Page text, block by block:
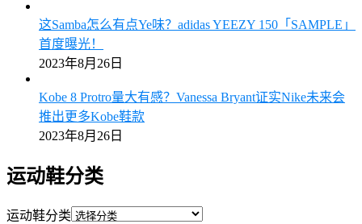
这Samba怎么有点Ye味？adidas YEEZY 150「SAMPLE」
首度曝光！
2023年8月26日
Kobe 8 Protro量大有感？Vanessa Bryant证实Nike未来会
推出更多Kobe鞋款
2023年8月26日
运动鞋分类
运动鞋分类